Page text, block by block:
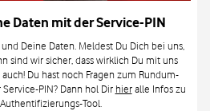
Daten mit der Service-PIN
Deine Daten. Meldest Du Dich bei uns,
sind wir sicher, dass wirklich Du mit uns
Du hast noch Fragen zum Rundum-
PIN? Dann hol Dir hieralle Infos zu
Tool.